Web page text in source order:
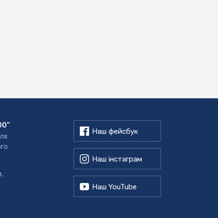
Наш фейсбук
Наш інстаграм
Наш YouTube